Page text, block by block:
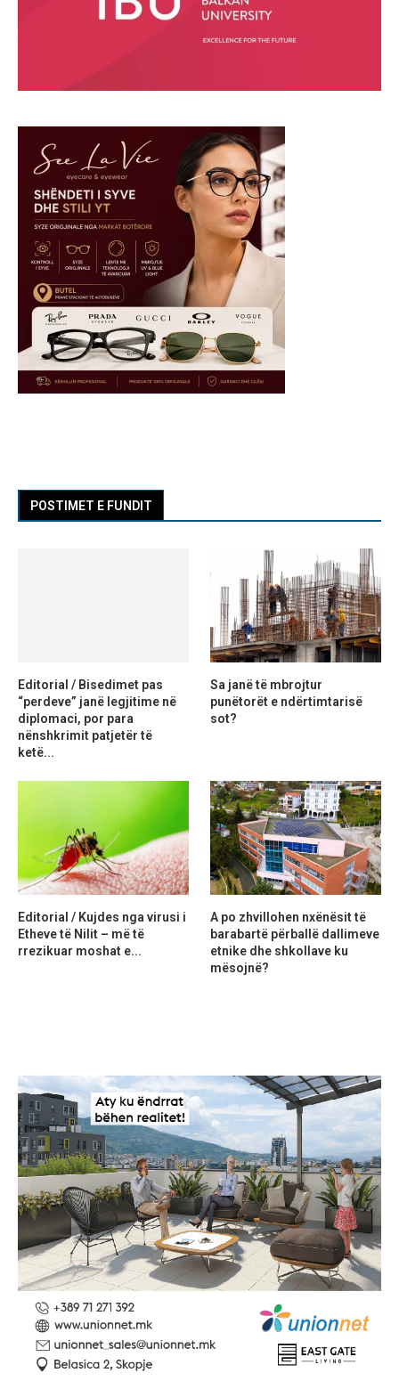
POSTIMET E FUNDIT
Editorial / Bisedimet pas
“perdeve” janë legjitime në
diplomaci, por para
nënshkrimit patjetër të
ketë...
Sa janë të mbrojtur
punëtorët e ndërtimtarisë
sot?
Editorial / Kujdes nga virusi i
Etheve të Nilit – më të
rrezikuar moshat e...
A po zhvillohen nxënësit të
barabartë përballë dallimeve
etnike dhe shkollave ku
mësojnë?